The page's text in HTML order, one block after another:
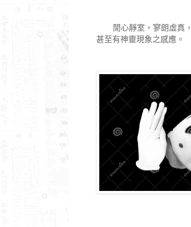
閒心靜室，寥朗虛真
甚至有神靈現象之感應。